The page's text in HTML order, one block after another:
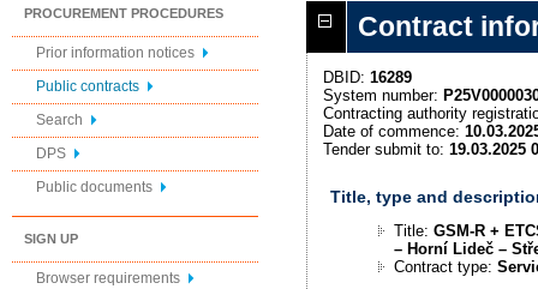
PROCUREMENT PROCEDURES
Prior information notices
Public contracts
Search
DPS
Public documents
SIGN UP
Browser requirements
Contract
DBID: 16289
System number:
Contracting authority
Date of commence:
Tender submit to: 19.03.2025
Title, type and
Title:GSM-R +
– Horní Lideč –
Contract type: